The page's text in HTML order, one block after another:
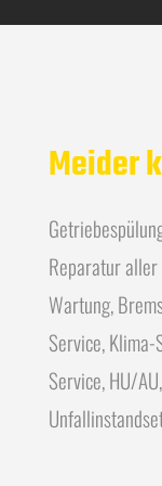
Meider
Reparatur
Wartung,
Service,
Service, HU/